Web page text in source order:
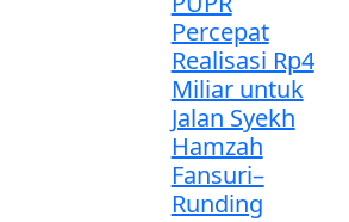
Percepat
Realisasi Rp4
Miliar untuk
Jalan Syekh
Hamzah
Fansuri–
Runding